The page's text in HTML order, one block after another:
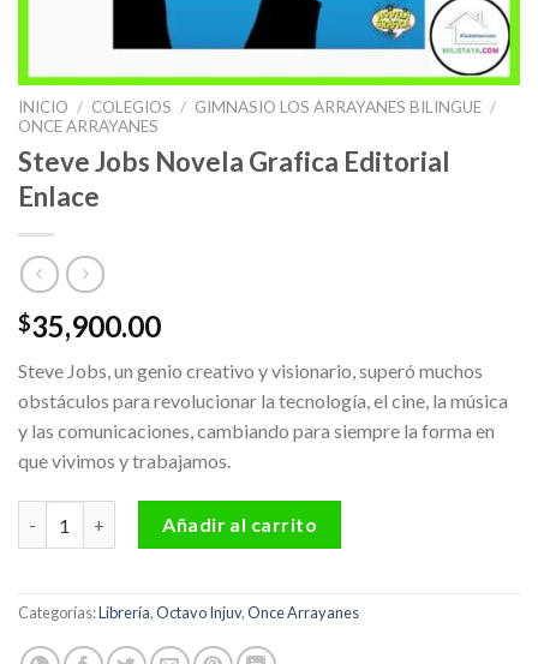
INICIO / COLEGIOS / GIMNASIO LOS ARRAYANES BILINGUE /
ONCE ARRAYANES
Steve Jobs Novela Grafica Editorial
Enlace
$35,900.00
Steve Jobs, un genio creativo y visionario, superó muchos
obstáculos para revolucionar la tecnología, el cine, la música
y las comunicaciones, cambiando para siempre la forma en
que vivimos y trabajamos.
Añadir al carrito
Categorías:Librería,Octavo Injuv,Once Arrayanes